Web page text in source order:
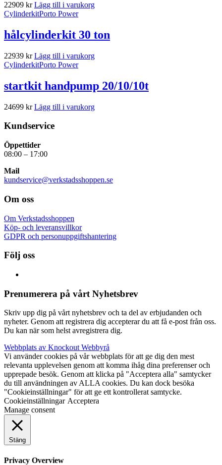
22909 kr Lägg till i varukorg
CylinderkitPorto Power
hålcylinderkit 30 ton
22939 kr Lägg till i varukorg
CylinderkitPorto Power
startkit handpump 20/10/10t
24699 kr Lägg till i varukorg
Kundservice
Öppettider
08:00 – 17:00
Mail
kundservice@verkstadsshoppen.se
Om oss
Om Verkstadsshoppen
Köp- och leveransvillkor
GDPR och personuppgiftshantering
Följ oss
Prenumerera på vårt Nyhetsbrev
Skriv upp dig på vårt nyhetsbrev och ta del av erbjudanden och
nyheter. Genom att registrera dig accepterar du att få e-post från oss.
Du kan när som helst avregistrera dig.
Webbplats av Knockout Webbyrå
Vi använder cookies på vår webbplats för att ge dig den mest
relevanta upplevelsen genom att komma ihåg dina preferenser och
upprepade besök. Genom att klicka på "Acceptera alla" samtycker
du till användningen av ALLA cookies. Du kan dock besöka
"Cookieinställningar" för att ge ett kontrollerat samtycke.
Cookieinställningar Acceptera
Manage consent
Stäng
Privacy Overview